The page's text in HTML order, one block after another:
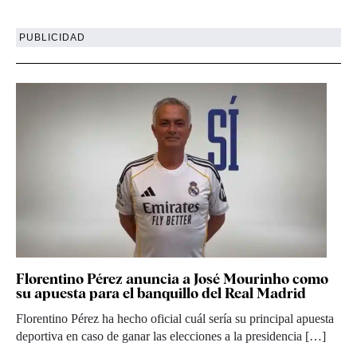
PUBLICIDAD
Florentino Pérez anuncia a José Mourinho como
su apuesta para el banquillo del Real Madrid
Florentino Pérez ha hecho oficial cuál sería su principal apuesta
deportiva en caso de ganar las elecciones a la presidencia […]